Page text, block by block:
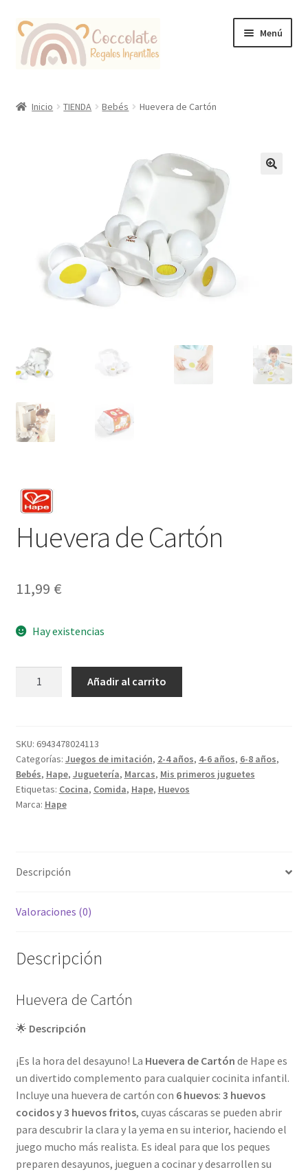
Ir
la
Ir
contenido
Menú
Inicio TIENDA Bebés Huevera de Cartón
Huevera de Cartón
11,99 €
Hay existencias
Añadir al carrito
SKU: 6943478024113
Categorías: Juegos de imitación, 2-4 años, 4-6 años, 6-8 años,
Bebés, Hape, Juguetería, Marcas, Mis primeros juguetes
Etiquetas: Cocina, Comida, Hape, Huevos
Marca: Hape
Descripción
Valoraciones (0)
Descripción
Huevera de Cartón
🌟 Descripción
¡Es la hora del desayuno! La Huevera de Cartón de Hape es
un divertido complemento para cualquier cocinita infantil.
Incluye una huevera de cartón con 6 huevos: 3 huevos
cocidos y 3 huevos fritos, cuyas cáscaras se pueden abrir
para descubrir la clara y la yema en su interior, haciendo el
juego mucho más realista. Es ideal para que los peques
preparen desayunos, jueguen a cocinar y desarrollen su